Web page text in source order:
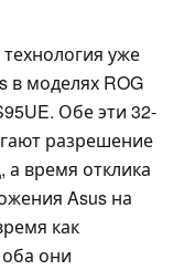
уже
в моделях ROG
Обе эти 32-
разрешение
а время отклика
Asus на
как
они